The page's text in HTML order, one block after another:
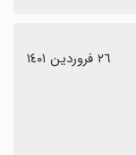
٢٦ فروردین ١٤٠١